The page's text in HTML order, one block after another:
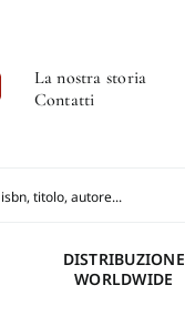
La nostra storia
Contatti
DISTRIBUZIONE
WORLDWIDE